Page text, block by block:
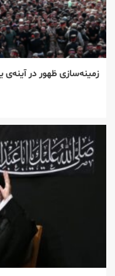
زمینه‌سازی ظهور در